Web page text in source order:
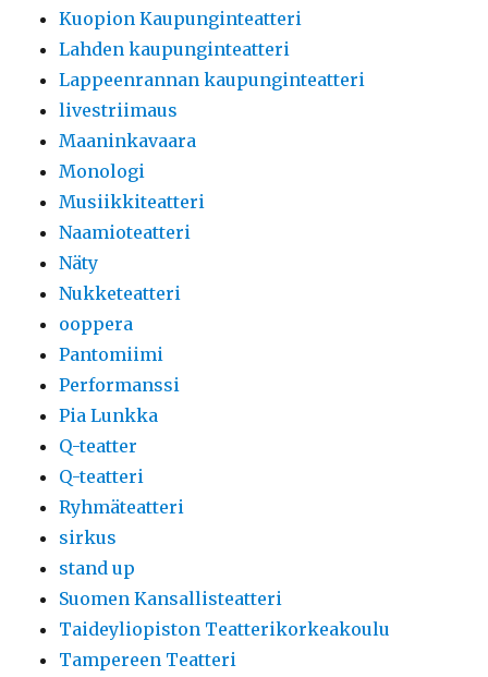
Kuopion Kaupunginteatteri
Lahden kaupunginteatteri
Lappeenrannan kaupunginteatteri
livestriimaus
Maaninkavaara
Monologi
Musiikkiteatteri
Naamioteatteri
Näty
Nukketeatteri
ooppera
Pantomiimi
Performanssi
Pia Lunkka
Q-teatter
Q-teatteri
Ryhmäteatteri
sirkus
stand up
Suomen Kansallisteatteri
Taideyliopiston Teatterikorkeakoulu
Tampereen Teatteri